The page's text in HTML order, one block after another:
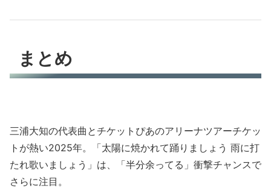
まとめ
三浦大知の代表曲とチケットぴあのアリーナツアーチケッ
トが熱い2025年。「太陽に焼かれて踊りましょう 雨に打
たれ歌いましょう」は、「半分余ってる」衝撃チャンスで
さらに注目。